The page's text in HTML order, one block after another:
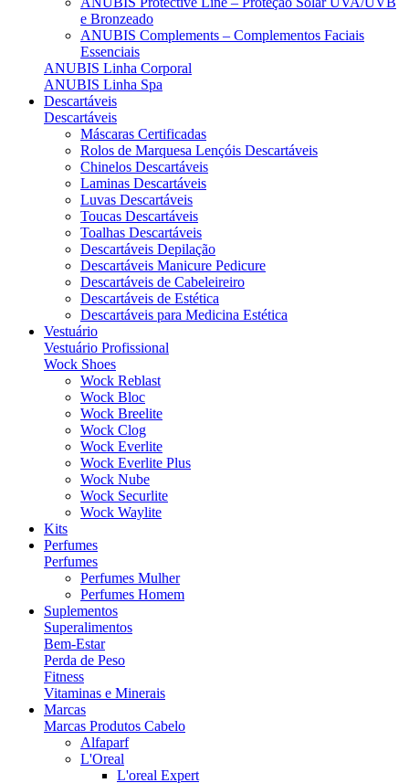
e Bronzeado
ANUBIS Complements – Complementos Faciais
Essenciais
ANUBIS Linha Corporal
ANUBIS Linha Spa
Descartáveis
Descartáveis
Máscaras Certificadas
Rolos de Marquesa Lençóis Descartáveis
Chinelos Descartáveis
Laminas Descartáveis
Luvas Descartáveis
Toucas Descartáveis
Toalhas Descartáveis
Descartáveis Depilação
Descartáveis Manicure Pedicure
Descartáveis de Cabeleireiro
Descartáveis de Estética
Descartáveis para Medicina Estética
Vestuário
Vestuário Profissional
Wock Shoes
Wock Reblast
Wock Bloc
Wock Breelite
Wock Clog
Wock Everlite
Wock Everlite Plus
Wock Nube
Wock Securlite
Wock Waylite
Kits
Perfumes
Perfumes
Perfumes Mulher
Perfumes Homem
Suplementos
Superalimentos
Bem-Estar
Perda de Peso
Fitness
Vitaminas e Minerais
Marcas
Marcas Produtos Cabelo
Alfaparf
L'Oreal
L'oreal Expert